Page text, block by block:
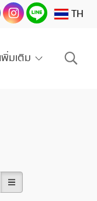
TH
เพิ่มเติม